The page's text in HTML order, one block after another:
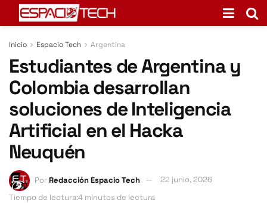
Inicio Espacio Tech Argentina
Estudiantes de Argentina y
Colombia desarrollan
soluciones de Inteligencia
Artificial en el Hacka
Neuquén
PorRedacción Espacio Tech
22 junio, 2026
Tiempo de lectura:4 minutos de lectura